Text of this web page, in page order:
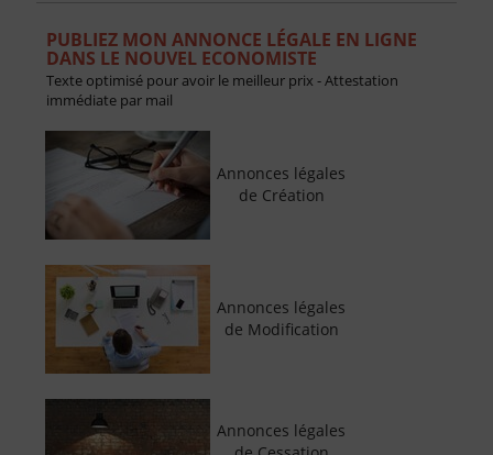
PUBLIEZ MON ANNONCE LÉGALE EN LIGNE
DANS LE NOUVEL ECONOMISTE
Texte optimisé pour avoir le meilleur prix - Attestation
immédiate par mail
Annonces légales
de Création
Annonces légales
de Modification
Annonces légales